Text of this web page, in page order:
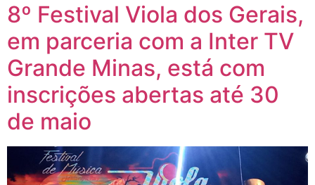
8º Festival Viola dos Gerais,
em parceria com a Inter TV
Grande Minas, está com
inscrições abertas até 30
de maio